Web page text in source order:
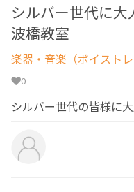
シルバー世代に
波橋教室
楽器・音楽（ボイストレ
0
シルバー世代の皆様に